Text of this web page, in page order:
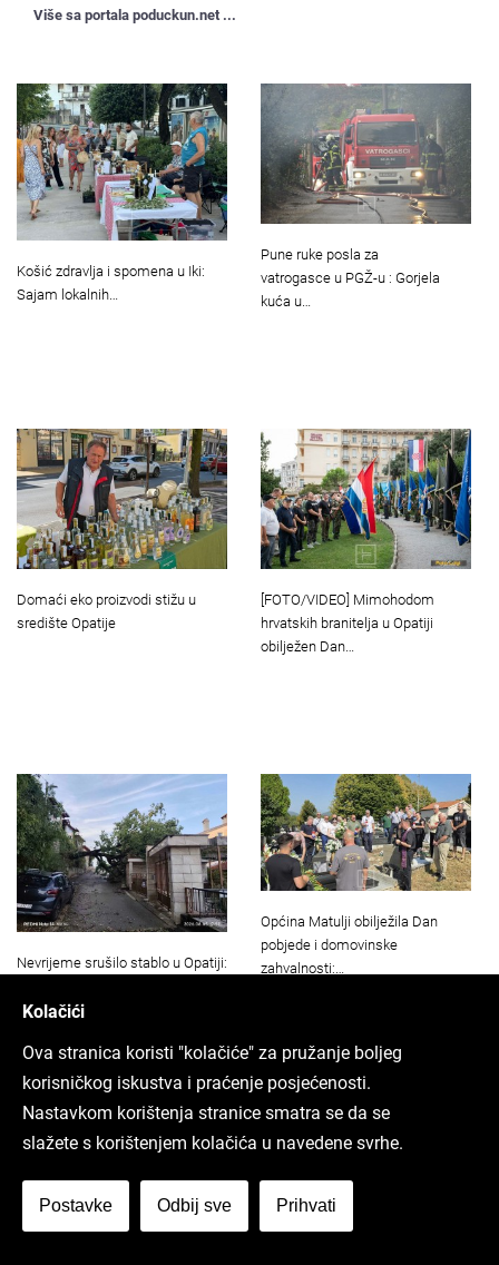
Više sa portala poduckun.net ...
Košić zdravlja i spomena u Iki:
Sajam lokalnih…
Pune ruke posla za
vatrogasce u PGŽ-u : Gorjela
kuća u…
Domaći eko proizvodi stižu u
središte Opatije
[FOTO/VIDEO] Mimohodom
hrvatskih branitelja u Opatiji
obilježen Dan…
Nevrijeme srušilo stablo u Opatiji:
Općina Matulji obilježila Dan
pobjede i domovinske
zahvalnosti:…
Kolačići
Ova stranica koristi "kolačiće" za pružanje boljeg
korisničkog iskustva i praćenje posjećenosti.
Nastavkom korištenja stranice smatra se da se
slažete s korištenjem kolačića u navedene svrhe.
Postavke Odbij sve Prihvati